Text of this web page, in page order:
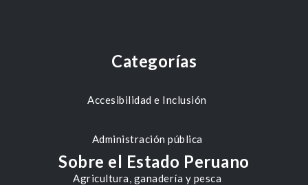
Categorías
Accesibilidad e Inclusión
Administración pública
Agricultura, ganadería y pesca
Sobre el Estado Peruano